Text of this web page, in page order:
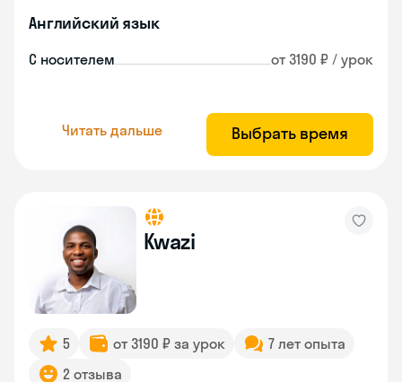
Английский язык
С носителем от 3190 ₽ / урок
Читать дальше Выбрать время
Kwazi
5 от 3190 ₽ за урок
7 лет опыта
2 отзыва